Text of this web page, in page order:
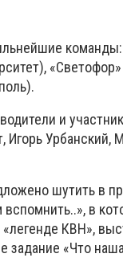
«Светофор»
и
Урбанский,
шутить в
в
КВН»,
задание «Что